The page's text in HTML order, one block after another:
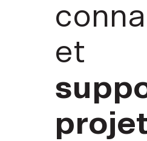
et
projet